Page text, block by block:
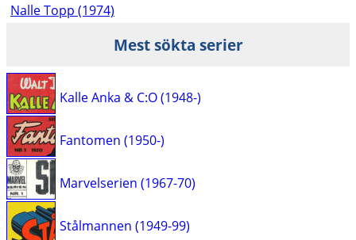
Nalle Topp (1974)
Mest sökta serier
Kalle Anka & C:O (1948-)
Fantomen (1950-)
Marvelserien (1967-70)
Stålmannen (1949-99)